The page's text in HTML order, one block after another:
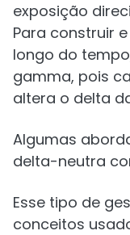
exposição
Para construir
longo do
gamma, pois
altera o delta
Algumas
delta-neutra
Esse tipo de
conceitos